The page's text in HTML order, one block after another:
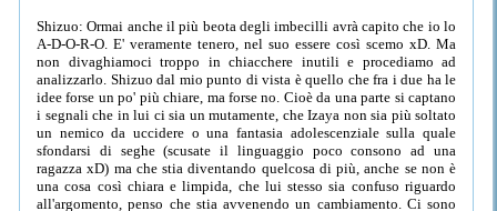
Shizuo: Ormai anche il più beota degli imbecilli avrà capito che io lo
A-D-O-R-O. E' veramente tenero, nel suo essere così scemo xD. Ma
non divaghiamoci troppo in chiacchere inutili e procediamo ad
analizzarlo. Shizuo dal mio punto di vista è quello che fra i due ha le
idee forse un po' più chiare, ma forse no. Cioè da una parte si captano
i segnali che in lui ci sia un mutamente, che Izaya non sia più soltato
un nemico da uccidere o una fantasia adolescenziale sulla quale
sfondarsi di seghe (scusate il linguaggio poco consono ad una
ragazza xD) ma che stia diventando quelcosa di più, anche se non è
una cosa così chiara e limpida, che lui stesso sia confuso riguardo
all'argomento, penso che stia avvenendo un cambiamento. Ci sono